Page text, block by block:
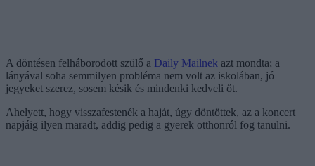
A döntésen felháborodott szülő a Daily Mailnek azt mondta; a
lányával soha semmilyen probléma nem volt az iskolában, jó
jegyeket szerez, sosem késik és mindenki kedveli őt.
Ahelyett, hogy visszafestenék a haját, úgy döntöttek, az a koncert
napjáig ilyen maradt, addig pedig a gyerek otthonról fog tanulni.